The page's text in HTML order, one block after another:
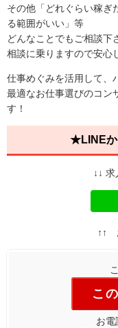
その他「どれぐらい稼ぎ
る範囲がいい」等
どんなことでもご相談下
相談に乗りますので安心
仕事めぐみを活用して、
最適なお仕事選びのコン
す！
★LINEか
↓↓
↑↑
こ
お電